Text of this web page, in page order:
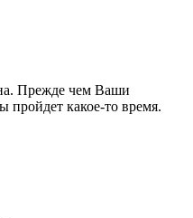
Прежде чем Ваши
пройдет какое-то время.